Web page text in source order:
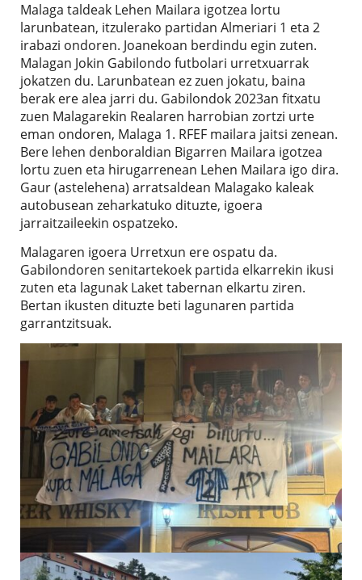
Malaga taldeak Lehen Mailara igotzea lortu
larunbatean, itzulerako partidan Almeriari 1 eta 2
irabazi ondoren. Joanekoan berdindu egin zuten.
Malagan Jokin Gabilondo futbolari urretxuarrak
jokatzen du. Larunbatean ez zuen jokatu, baina
berak ere alea jarri du. Gabilondok 2023an fitxatu
zuen Malagarekin Realaren harrobian zortzi urte
eman ondoren, Malaga 1. RFEF mailara jaitsi zenean.
Bere lehen denboraldian Bigarren Mailara igotzea
lortu zuen eta hirugarrenean Lehen Mailara igo dira.
Gaur (astelehena) arratsaldean Malagako kaleak
autobusean zeharkatuko dituzte, igoera
jarraitzaileekin ospatzeko.
Malagaren igoera Urretxun ere ospatu da.
Gabilondoren senitartekoek partida elkarrekin ikusi
zuten eta lagunak Laket tabernan elkartu ziren.
Bertan ikusten dituzte beti lagunaren partida
garrantzitsuak.